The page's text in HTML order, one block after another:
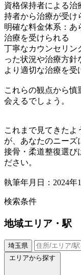
資格保持者による治
持者から治療が受け
明確な料金体系：あ
治療を受けられる
丁寧なカウンセリン
った状況や治療方
より適切な治療を受
これらの観点から慎
会えるでしょう。
これまで見てきたよ
が、あなたのニーズ
接骨・柔道整復選び
ださい。
執筆年月日：2024年
検索条件
地域エリア・駅
埼玉県
エリアから探す